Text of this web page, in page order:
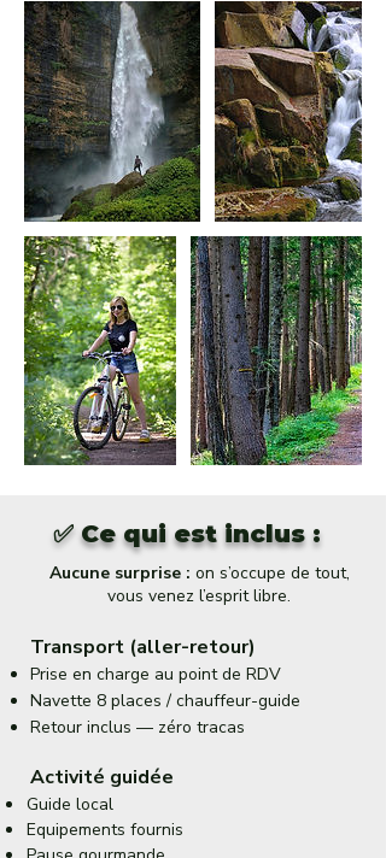
✅ Ce qui est inclus :
Aucune surprise : on s’occupe de tout,
vous venez l’esprit libre.
Transport (aller-retour)
Prise en charge au point de RDV
Navette 8 places / chauffeur-guide
Retour inclus — zéro tracas
Activité guidée
Guide local
Equipements fournis